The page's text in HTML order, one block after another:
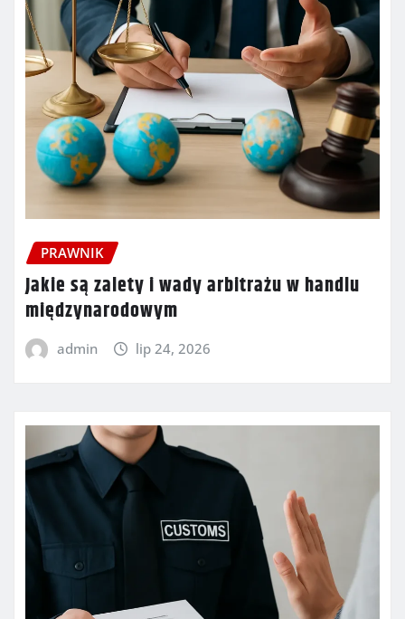
PRAWNIK
Jakie są zalety i wady arbitrażu w handlu
międzynarodowym
admin lip 24, 2026